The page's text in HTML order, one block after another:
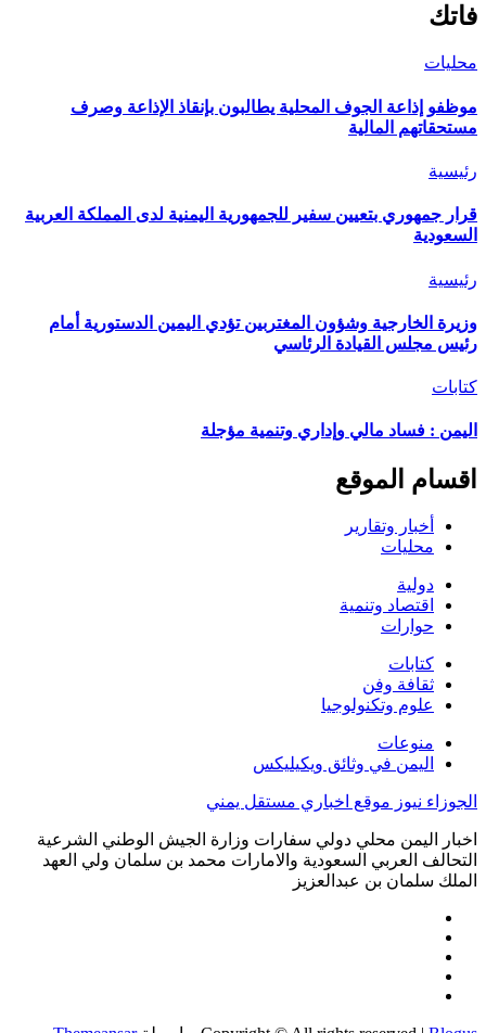
فاتك
محليات
موظفو إذاعة الجوف المحلية يطالبون بإنقاذ الإذاعة وصرف
مستحقاتهم المالية
رئيسية
قرار جمهوري بتعيين سفير للجمهورية اليمنية لدى المملكة العربية
السعودية
رئيسية
وزيرة الخارجية وشؤون المغتربين تؤدي اليمين الدستورية أمام
رئيس مجلس القيادة الرئاسي
كتابات
اليمن : فساد مالي وإداري وتنمية مؤجلة
اقسام الموقع
أخبار وتقارير
محليات
دولية
اقتصاد وتنمية
حوارات
كتابات
ثقافة وفن
علوم وتكنولوجيا
منوعات
اليمن في وثائق ويكيليكس
الجوزاء نيوز موقع اخباري مستقل يمني
اخبار اليمن محلي دولي سفارات وزارة الجيش الوطني الشرعية
التحالف العربي السعودية والامارات محمد بن سلمان ولي العهد
الملك سلمان بن عبدالعزيز